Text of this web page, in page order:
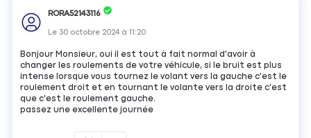
RORA52143116
Le 30 octobre 2024 à11:20
Bonjour Monsieur, oui il est tout à fait normal d'avoir à
changer les roulements de votre véhicule, si le bruit est plus
intense lorsque vous tournez le volant vers la gauche c'est le
roulement droit et en tournant le volante vers la droite c'est
que c'est le roulement gauche.
passez une excellente journée